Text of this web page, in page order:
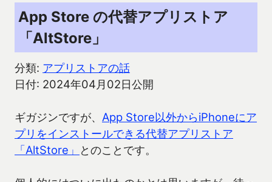
App Store の代替アプリストア
「AltStore」
分類: アプリストアの話
日付: 2024年04月02日公開
ギガジンですが、 App Store以外からiPhoneにア
プリをインストールできる代替アプリストア
「AltStore」 とのことです。